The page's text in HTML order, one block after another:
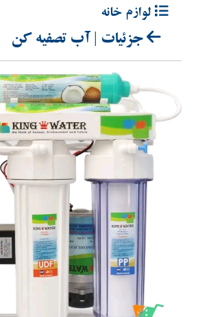
لوازم خانه
جزئیات | آب تصفیه کن
Next